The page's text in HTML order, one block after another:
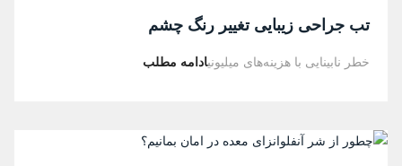
تب جراحی زیبایی تغییر رنگ چشم
خطر نابینایی با هزینه‌های میلیونیادامه مطلب